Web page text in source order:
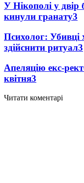
У Нікополі у двір
кинули гранату3
Психолог: Убивці
здійснити ритуал3
Апеляцію екс-
квітня3
Читати коментарі